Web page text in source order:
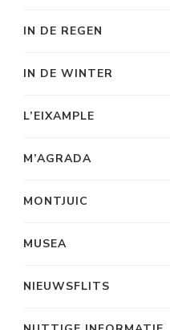
IN DE REGEN
IN DE WINTER
L’EIXAMPLE
M’AGRADA
MONTJUIC
MUSEA
NIEUWSFLITS